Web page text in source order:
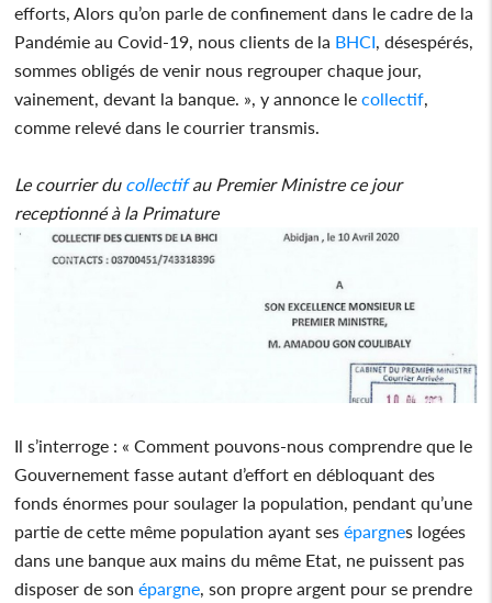
efforts, Alors qu’on parle de confinement dans le cadre de la
Pandémie au Covid-19, nous clients de la BHCI, désespérés,
sommes obligés de venir nous regrouper chaque jour,
vainement, devant la banque. », y annonce lecollectif,
comme relevé dans le courrier transmis.
Le courrier du collectifau Premier Ministre ce jour
receptionné à la Primature
Il s’interroge : « Comment pouvons-nous comprendre que le
Gouvernement fasse autant d’effort en débloquant des
fonds énormes pour soulager la population, pendant qu’une
partie de cette même population ayant sesépargnes logées
dans une banque aux mains du même Etat, ne puissent pas
disposer de sonépargne, son propre argent pour se prendre